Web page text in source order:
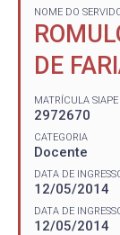
NOME DO
DE
MATRÍCULA SIAPE
2972670
CATEGORIA
Docente
DATA DE
12/05/2014
DATA DE
12/05/2014